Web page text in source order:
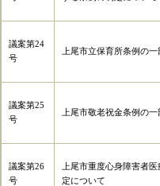
議案第24
号
上尾市立保育所条例の
議案第25
号
上尾市敬老祝金条例の
議案第26
号
上尾市重度心身障害者
定について